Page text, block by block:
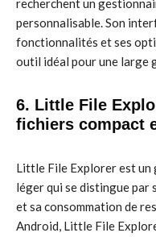
recherchent un
personnalisable. Son
fonctionnalités et ses
outil idéal pour une large
6. Little File
fichiers compact
Little File Explorer est un
léger qui se distingue
et sa consommation de
Android, Little File